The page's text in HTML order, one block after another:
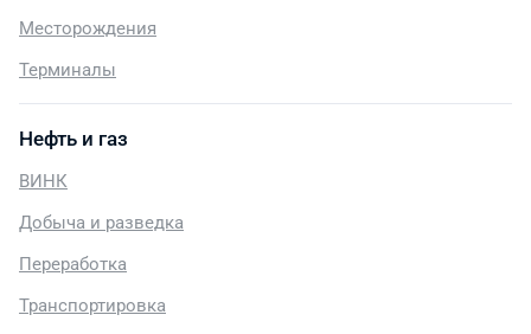
Месторождения
Терминалы
Нефть и газ
ВИНК
Добыча и разведка
Переработка
Транспортировка